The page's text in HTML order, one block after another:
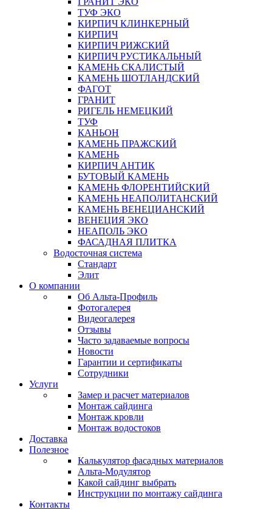
ТУФ ЭКО
КИРПИЧ КЛИНКЕРНЫЙ
КИРПИЧ
КИРПИЧ РИЖСКИЙ
КИРПИЧ РУСТИКАЛЬНЫЙ
КАМЕНЬ СКАЛИСТЫЙ
КАМЕНЬ ШОТЛАНДСКИЙ
ФАГОТ
ГРАНИТ
РИГЕЛЬ НЕМЕЦКИЙ
ТУФ
КАНЬОН
КАМЕНЬ ПРАЖСКИЙ
КАМЕНЬ
КИРПИЧ АНТИК
БУТОВЫЙ КАМЕНЬ
КАМЕНЬ ФЛОРЕНТИЙСКИЙ
КАМЕНЬ НЕАПОЛИТАНСКИЙ
КАМЕНЬ ВЕНЕЦИАНСКИЙ
ВЕНЕЦИЯ ЭКО
НЕАПОЛЬ ЭКО
ФАСАДНАЯ ПЛИТКА
Водосточная система
Стандарт
Элит
О компании
Об Альта-Профиль
Фотогалерея
Видеогалерея
Отзывы
Часто задаваемые вопросы
Новости
Гарантии и сертификаты
Сотрудники
Услуги
Замер и расчет материалов
Монтаж сайдинга
Монтаж кровли
Монтаж водостоков
Доставка
Полезное
Калькулятор фасадных материалов
Альта-Модулятор
Какой сайдинг выбрать
Инструкции по монтажу сайдинга
Контакты